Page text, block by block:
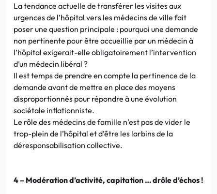
La tendance actuelle de transférer les visites aux
urgences de l’hôpital vers les médecins de ville fait
poser une question principale : pourquoi une demande
non pertinente pour être accueillie par un médecin à
l’hôpital exigerait-elle obligatoirement l’intervention
d’un médecin libéral ?
Il est temps de prendre en compte la pertinence de la
demande avant de mettre en place des moyens
disproportionnés pour répondre à une évolution
sociétale inflationniste.
Le rôle des médecins de famille n’est pas de vider le
trop-plein de l’hôpital et d’être les larbins de la
déresponsabilisation collective.
4 – Modération d’activité, capitation … drôle d’échos !